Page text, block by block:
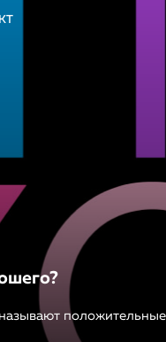
положительные